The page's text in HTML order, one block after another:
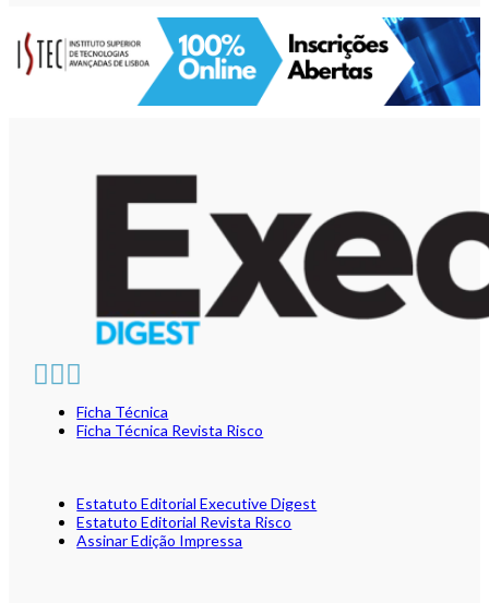
Ficha Técnica
Ficha Técnica Revista Risco
Estatuto Editorial Executive Digest
Estatuto Editorial Revista Risco
Assinar Edição Impressa